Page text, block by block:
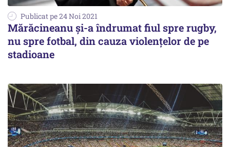
Publicat pe 24 Noi 2021
Mărăcineanu şi-a îndrumat fiul spre rugby,
nu spre fotbal, din cauza violenţelor de pe
stadioane